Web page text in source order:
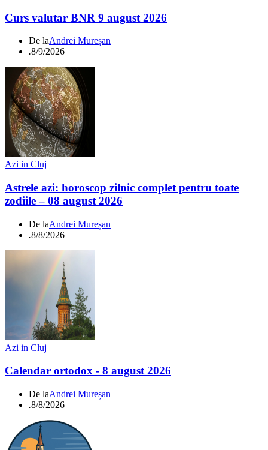
Curs valutar BNR 9 august 2026
De laAndrei Mureșan
.8/9/2026
Azi in Cluj
Astrele azi: horoscop zilnic complet pentru toate
zodiile – 08 august 2026
De laAndrei Mureșan
.8/8/2026
Azi in Cluj
Calendar ortodox - 8 august 2026
De laAndrei Mureșan
.8/8/2026